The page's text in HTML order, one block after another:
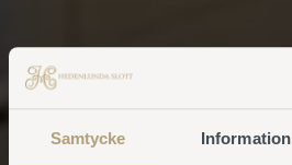
Samtycke Information